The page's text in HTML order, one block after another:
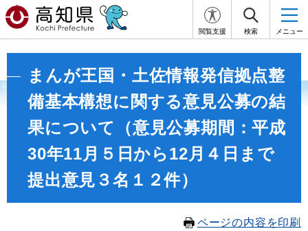
閲覧支援 検索 メニュー
まんが王国・土佐情報発信拠点整
備基本構想に関する意見公募の結
果について（意見公募期間：平成
30年11月５日から12月４日まで
提出意見３名１２件）
ページの内容を印刷